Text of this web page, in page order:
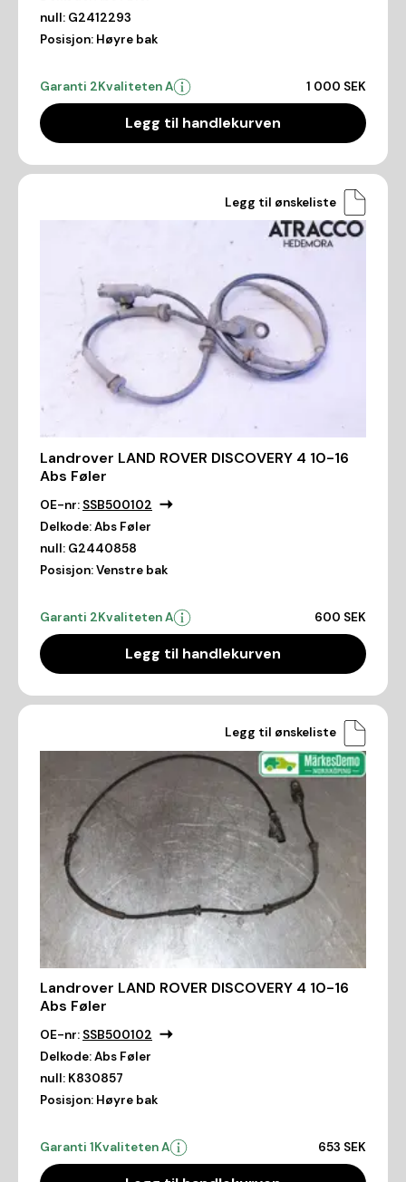
null: G2412293
Posisjon: Høyre bak
Garanti 2Kvaliteten A 1 000 SEK
Legg til handlekurven
Legg til ønskeliste
Landrover LAND ROVER DISCOVERY 4 10-16
Abs Føler
OE-nr: SSB500102
Delkode:Abs Føler
null: G2440858
Posisjon:Venstre bak
Garanti 2Kvaliteten A 600 SEK
Legg til handlekurven
Legg til ønskeliste
Landrover LAND ROVER DISCOVERY 4 10-16
Abs Føler
OE-nr: SSB500102
Delkode:Abs Føler
null: K830857
Posisjon: Høyre bak
Garanti 1Kvaliteten A 653 SEK